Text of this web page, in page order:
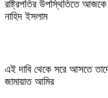
রাষ্ট্রপতির উপস্থিতিতে
নাহিদ ইসলাম
এই দাবি থেকে সরে আসতে
জামায়াত আমির